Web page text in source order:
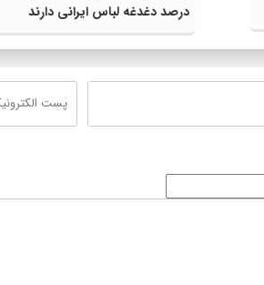
درصد دغدغه لباس ایرانی دارند